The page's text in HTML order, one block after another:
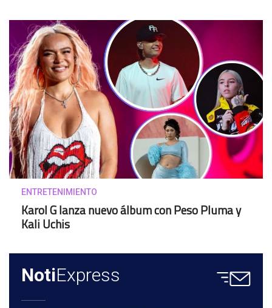
ENTRETENIMIENTO
Karol G lanza nuevo álbum con Peso Pluma y
Kali Uchis
NotiExpress